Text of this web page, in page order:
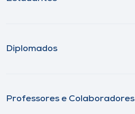
Diplomados
Professores e Colaboradores